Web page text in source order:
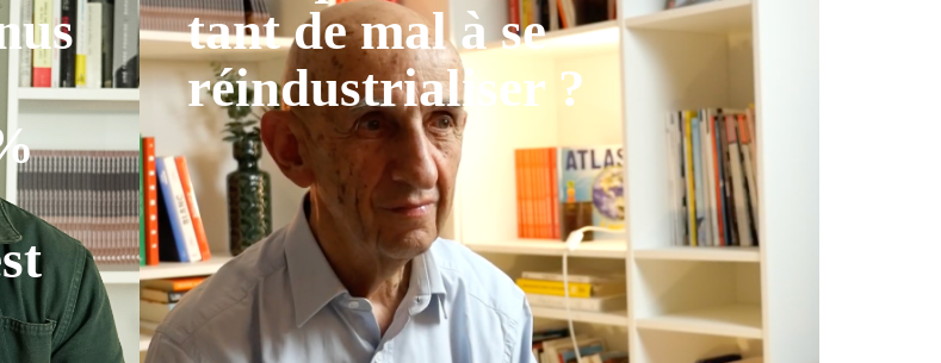
tant de mal à se
réindustrialiser ?